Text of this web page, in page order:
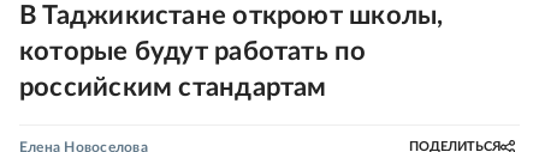
В Таджикистане откроют школы,
которые будут работать по
российским стандартам
Елена Новоселова ПОДЕЛИТЬСЯ